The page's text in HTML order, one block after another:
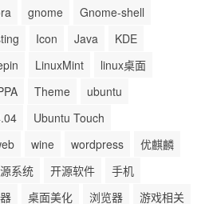
gnome
Gnome-shell
Icon Java
KDE
LinuxMint
linux桌面
Theme
ubuntu
Ubuntu Touch
wine wordpress
优麒麟
系统 开源软件
手机
桌面美化 浏览器
游戏相关